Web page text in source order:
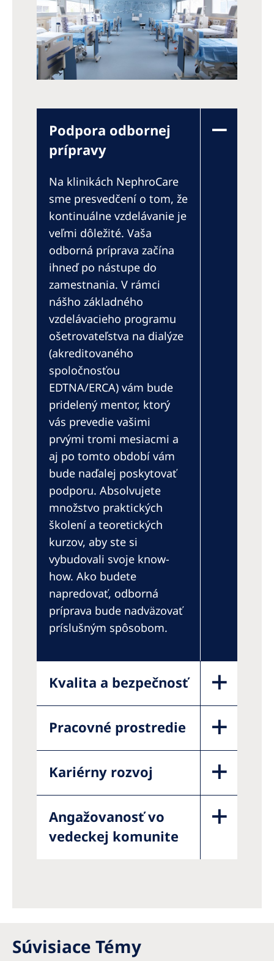
Podpora odbornej
prípravy
Na klinikách NephroCare
sme presvedčení o tom, že
kontinuálne vzdelávanie je
veľmi dôležité. Vaša
odborná príprava začína
ihneď po nástupe do
zamestnania. V rámci
nášho základného
vzdelávacieho programu
ošetrovateľstva na dialýze
(akreditovaného
spoločnosťou
EDTNA/ERCA) vám bude
pridelený mentor, ktorý
vás prevedie vašimi
prvými tromi mesiacmi a
aj po tomto období vám
bude naďalej poskytovať
podporu. Absolvujete
množstvo praktických
školení a teoretických
kurzov, aby ste si
vybudovali svoje know-
how. Ako budete
napredovať, odborná
príprava bude nadväzovať
príslušným spôsobom.
Kvalita a bezpečnosť
Pracovné prostredie
Kariérny rozvoj
Angažovanosť vo
vedeckej komunite
Súvisiace Témy